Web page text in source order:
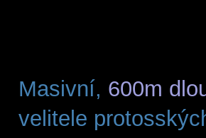
Masivní, 600m
velitele